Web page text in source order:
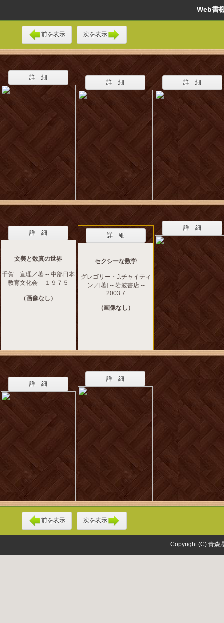
Web
前を表示 次を表示
詳 細
詳 細 詳 細
詳 細
文美と数真の世界
千賀 宣理／著 -- 中部日本
教育文化会 -- １９７５
（画像なし）
詳 細
セクシーな数学
グレゴリー・J.チャイティ
ン／[著] -- 岩波書店 --
2003.7
（画像なし）
詳 細
詳 細
詳 細
前を表示 次を表示
Copyright (C) 青森